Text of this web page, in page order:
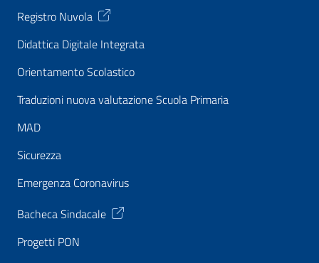
Registro Nuvola
Didattica Digitale Integrata
Orientamento Scolastico
Traduzioni nuova valutazione Scuola Primaria
MAD
Sicurezza
Emergenza Coronavirus
Bacheca Sindacale
Progetti PON